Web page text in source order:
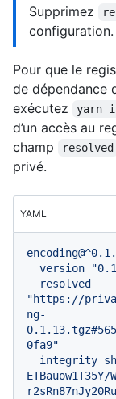
Supprimez
configuration.
Pour que le
de dépendance
exécutez
yarn
d’un accès au
champ
resolved
privé.
YAML
version
resolved
"https://
ng-
0fa9"
integrity